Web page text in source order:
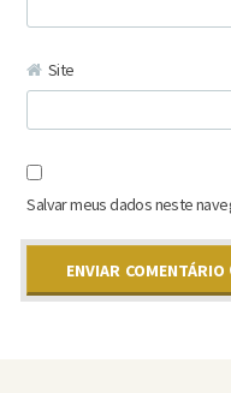
Site
Salvar meus dados neste